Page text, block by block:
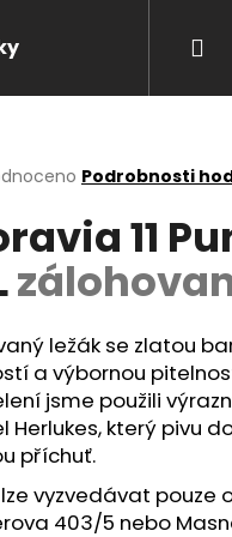
Podrobnosti
11
ležák se zlatou
a výbornou
jsme použili
Herlukes, který pivu
příchuť.
vyzvedávat pouze
403/5 nebo